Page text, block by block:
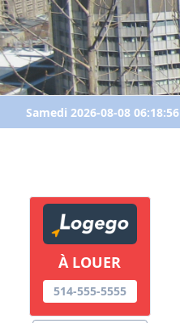
Samedi 2026-08-08 06:18:56
À LOUER
514-555-5555